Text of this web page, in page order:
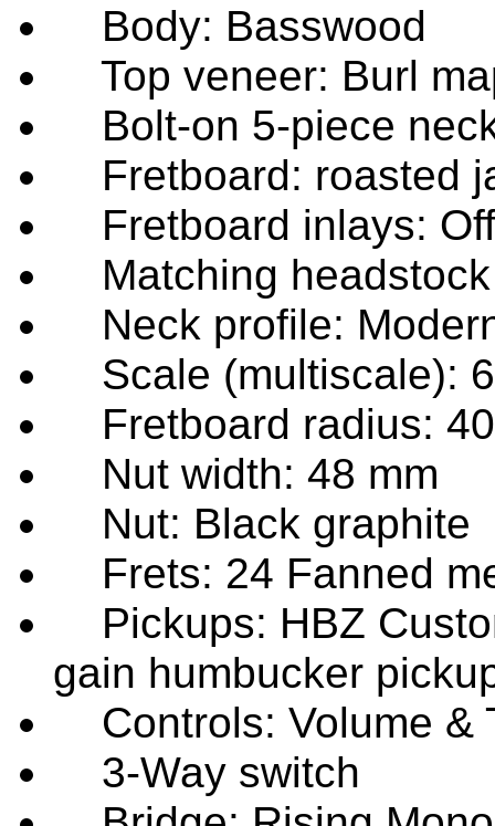
Body: Basswood
Top veneer: Burl
Bolt-on 5-piece
Fretboard: roasted
Fretboard inlays:
Matching headstock
Neck profile:
Scale (multiscale):
Fretboard radius:
Nut width: 48 mm
Nut: Black graphite
Frets: 24 Fanned
Pickups: HBZ
gain humbucker
Controls: Volume &
3-Way switch